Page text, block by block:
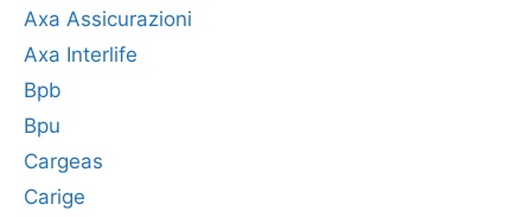
Axa Assicurazioni
Axa Interlife
Bpb
Bpu
Cargeas
Carige